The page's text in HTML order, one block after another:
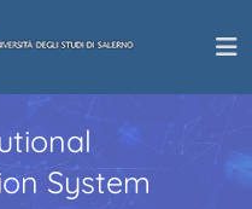
System